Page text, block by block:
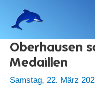
Inhalt
springen
Oberhausen
Medaillen
Samstag, 22. März